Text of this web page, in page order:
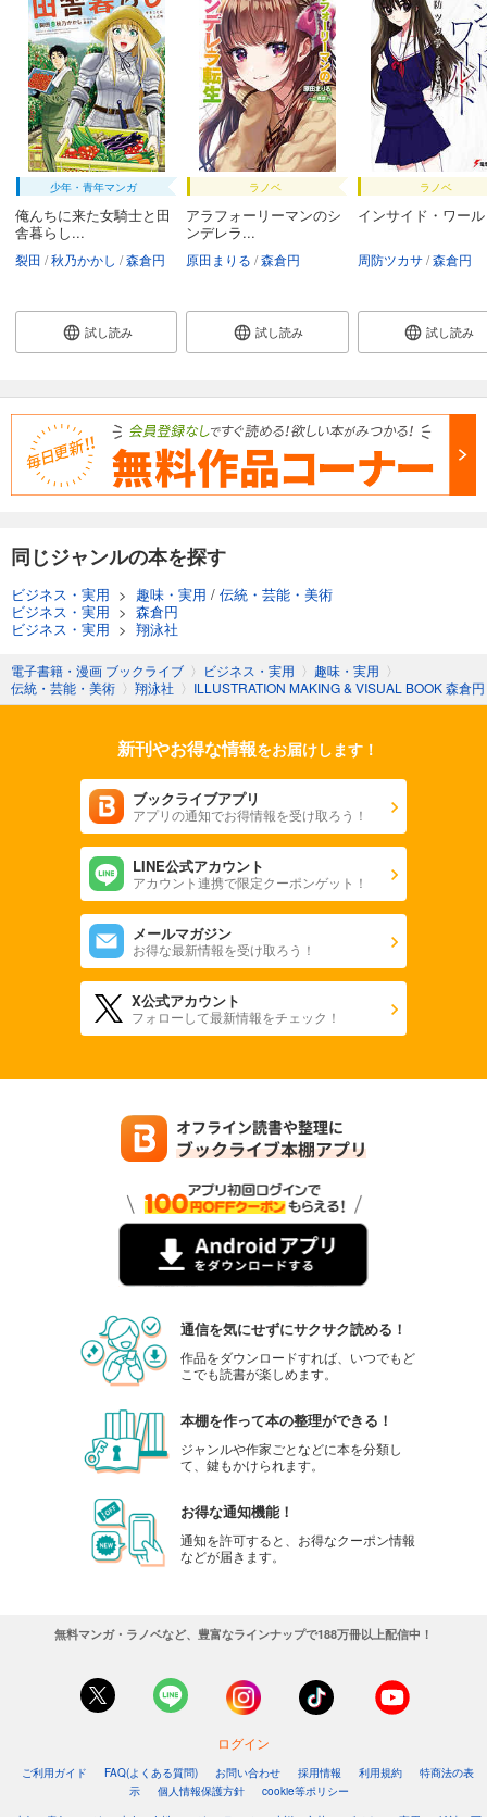
少年・青年マンガ
俺んちに来た女騎士と田
舎暮らし...
裂田 秋乃かかし 森倉円
試し読み
ラノベ
アラフォーリーマンのシ
ンデレラ...
原田まりる 森倉円
試し読み
ラノベ
インサイド・ワー
周防ツカサ 森倉円
試し読み
同じジャンルの本を探す
ビジネス・実用 > 趣味・実用 / 伝統・芸能・美術
ビジネス・実用 > 森倉円
ビジネス・実用 > 翔泳社
電子書籍・漫画 ブックライブ 〉 ビジネス・実用 〉 趣味・実用 〉
伝統・芸能・美術 〉 翔泳社 〉 ILLUSTRATION MAKING & VISUAL BOOK 森倉円
新刊やお得な情報をお届けします！
ブックライブアプリ
アプリの通知でお得情報を受け取ろう！
LINE公式アカウント
アカウント連携で限定クーポンゲット！
メールマガジン
お得な最新情報を受け取ろう！
X公式アカウント
フォローして最新情報をチェック！
通信を気にせずにサクサク読める！
作品をダウンロードすれば、いつでもど
こでも読書が楽しめます。
本棚を作って本の整理ができる！
ジャンルや作家ごとなどに本を分類し
て、鍵もかけられます。
お得な通知機能！
通知を許可すると、お得なクーポン情報
などが届きます。
無料マンガ・ラノベなど、豊富なラインナップで188万冊以上配信中！
ログイン
ご利用ガイド FAQ(よくある質問) お問い合わせ 採用情報 利用規約
特商法の表
示
個人情報保護方針
cookie等ポリシー